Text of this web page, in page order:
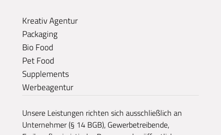
Kreativ Agentur
Packaging
Bio Food
Pet Food
Supplements
Werbeagentur
Unsere Leistungen richten sich ausschließlich an
Unternehmer (§ 14 BGB), Gewerbetreibende,